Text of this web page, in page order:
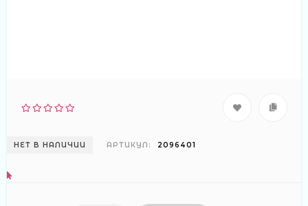
НЕТ В НАЛИЧИИ АРТИКУЛ: 2096401